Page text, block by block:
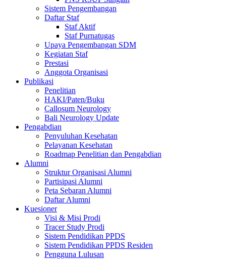
Sistem Pengembangan
Daftar Staf
Staf Aktif
Staf Purnatugas
Upaya Pengembangan SDM
Kegiatan Staf
Prestasi
Anggota Organisasi
Publikasi
Penelitian
HAKI/Paten/Buku
Callosum Neurology
Bali Neurology Update
Pengabdian
Penyuluhan Kesehatan
Pelayanan Kesehatan
Roadmap Penelitian dan Pengabdian
Alumni
Struktur Organisasi Alumni
Partisipasi Alumni
Peta Sebaran Alumni
Daftar Alumni
Kuesioner
Visi & Misi Prodi
Tracer Study Prodi
Sistem Pendidikan PPDS
Sistem Pendidikan PPDS Residen
Pengguna Lulusan